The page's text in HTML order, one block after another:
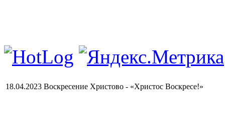
18.04.2023 Воскресение Христово - «Христос Воскресе!»